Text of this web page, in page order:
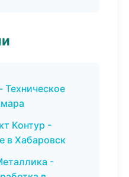
Техническое
Контур -
в Хабаровск
-